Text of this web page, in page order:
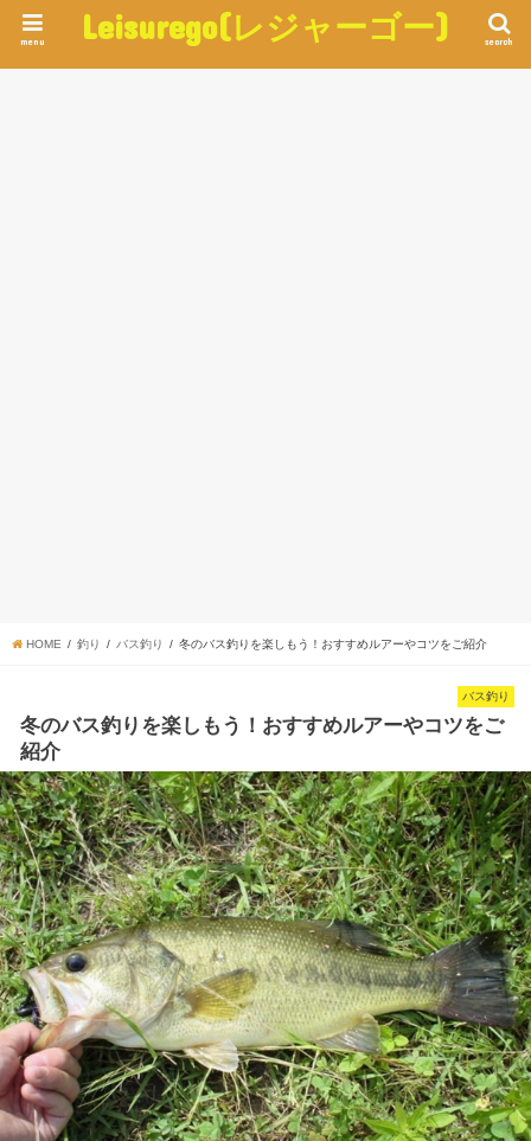
Leisurego(レジャーゴー) search
menu
HOME 釣り バス釣り 冬のバス釣りを楽しもう！おすすめルアーやコツをご紹介
バス釣り
冬のバス釣りを楽しもう！おすすめルアーやコツをご
紹介